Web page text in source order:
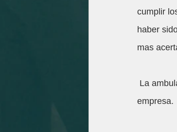
cumplir
haber
mas
empresa.